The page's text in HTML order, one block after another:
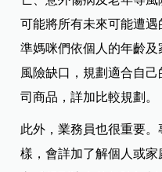
可能將所有未來可能遭
準媽咪們依個人的年齡
風險缺口，規劃適合自
司商品，詳加比較規劃。
此外，業務員也很重要
樣，會詳加了解個人或